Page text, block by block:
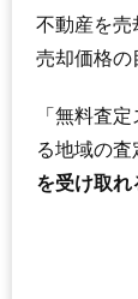
不動産を売
売却価格の
「無料査
る地域の査
を受け取れ